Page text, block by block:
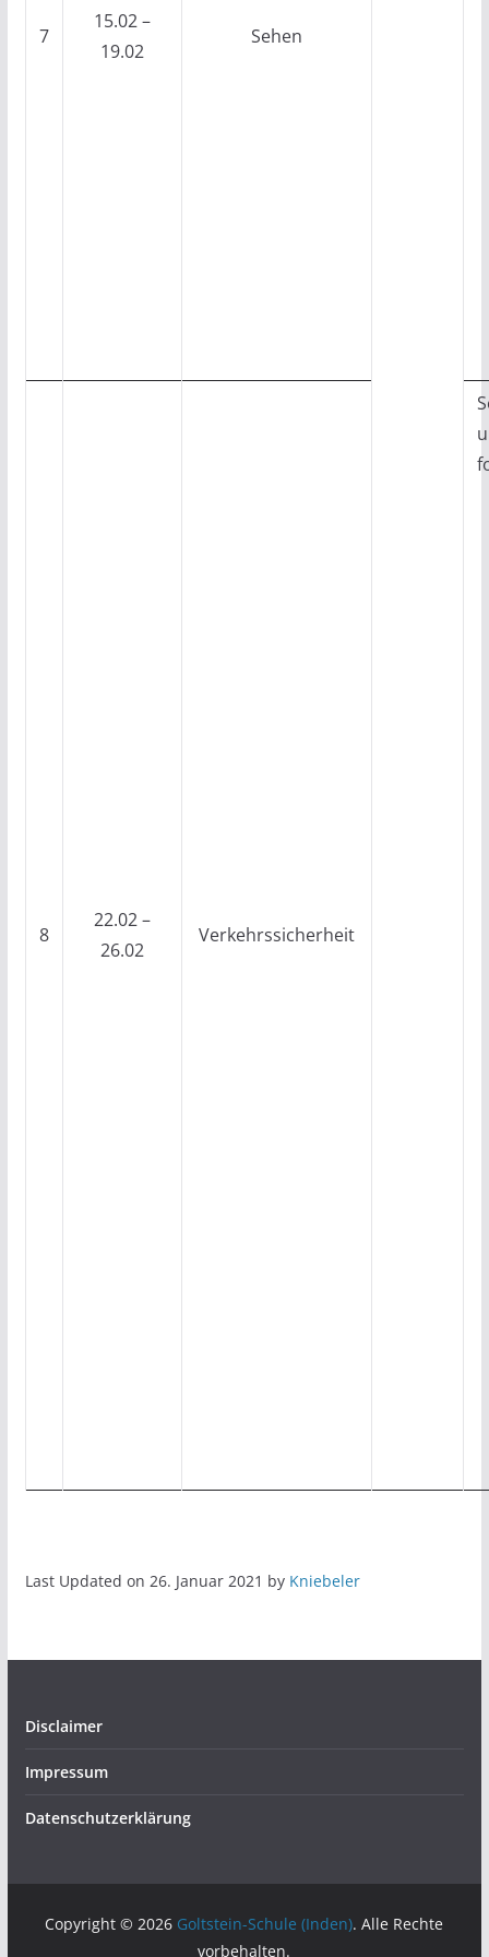
7
15.02 –
19.02
Sehen
8
22.02 –
26.02
Verkehrssicherheit
Last Updated on 26. Januar 2021 by Kniebeler
Disclaimer
Impressum
Datenschutzerklärung
Copyright © 2026 Goltstein-Schule (Inden). Alle Rechte
vorbehalten.